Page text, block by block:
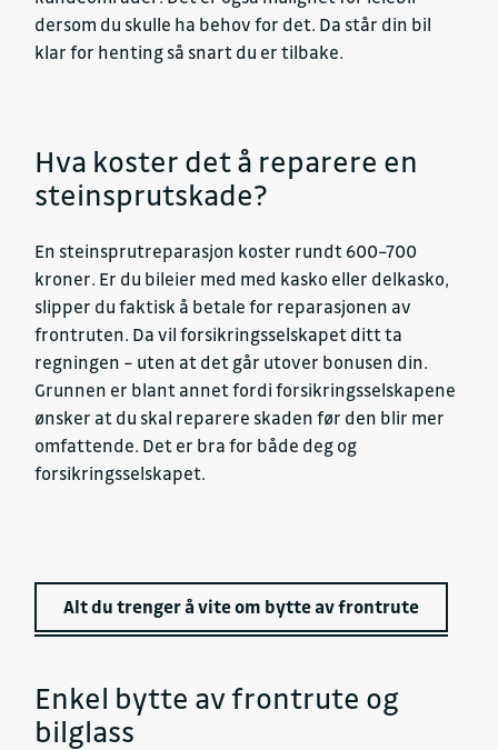
dersom du skulle ha behov for det. Da står din bil
klar for henting så snart du er tilbake.
Hva koster det å reparere en
steinsprutskade?
En steinsprutreparasjon koster rundt 600–700
kroner. Er du bileier med med kasko eller delkasko,
slipper du faktisk å betale for reparasjonen av
frontruten. Da vil forsikringsselskapet ditt ta
regningen – uten at det går utover bonusen din.
Grunnen er blant annet fordi forsikringsselskapene
ønsker at du skal reparere skaden før den blir mer
omfattende. Det er bra for både deg og
forsikringsselskapet.
Alt du trenger å vite om bytte av frontrute
Enkel bytte av frontrute og
bilglass